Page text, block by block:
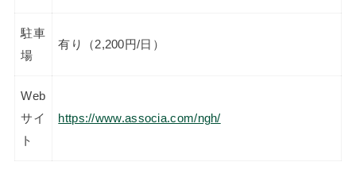
駐車
場
有り（2,200円/日）
Web
サイ
ト
https://www.associa.com/ngh/